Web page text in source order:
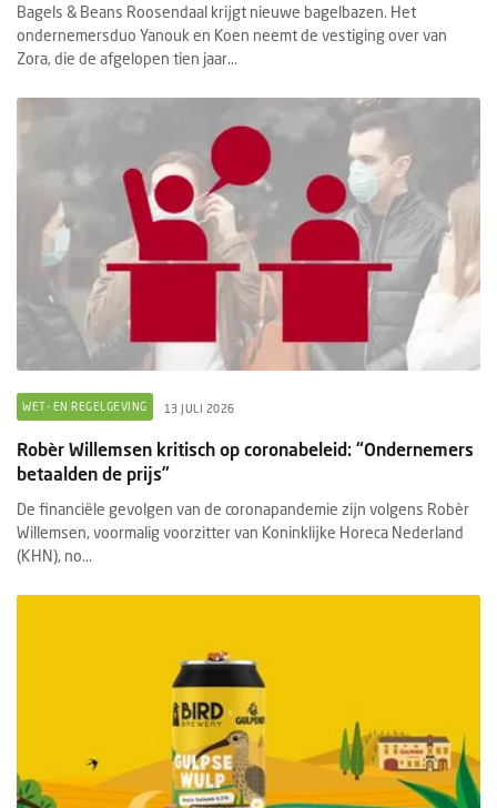
Bagels & Beans Roosendaal krijgt nieuwe bagelbazen. Het
ondernemersduo Yanouk en Koen neemt de vestiging over van
Zora, die de afgelopen tien jaar...
WET- EN REGELGEVING 13 JULI 2026
Robèr Willemsen kritisch op coronabeleid: “Ondernemers
betaalden de prijs”
De financiële gevolgen van de coronapandemie zijn volgens Robèr
Willemsen, voormalig voorzitter van Koninklijke Horeca Nederland
(KHN), no...